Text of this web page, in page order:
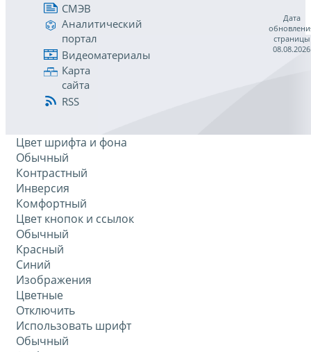
СМЭВ
Аналитический
портал
Видеоматериалы
Карта
сайта
RSS
Дата
страницы
08.08.2026
Цвет шрифта и фона
Обычный
Контрастный
Инверсия
Комфортный
Цвет кнопок и ссылок
Обычный
Красный
Синий
Изображения
Цветные
Отключить
Использовать шрифт
Обычный